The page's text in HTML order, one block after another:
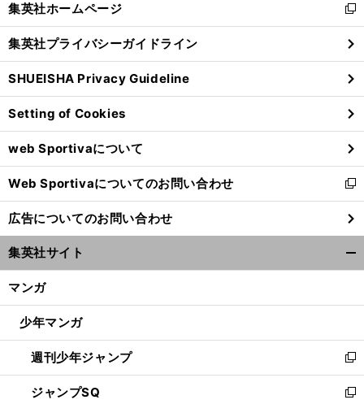
前
閉
る
集英社ホームページ
新
し
い
ウ
ィ
ン
ド
ウ
で
開
く
集英社プライバシーガイドライン
SHUEISHA Privacy Guideline
Setting of Cookies
web Sportivaについて
Web Sportivaについてのお問い合わせ
新
し
い
ウ
ィ
ン
ウ
開
く
広告についてのお問い合わせ
集英社サイト
マンガ
少年マンガ
週刊少年ジャンプ
新
し
い
ジャンプSQ
新